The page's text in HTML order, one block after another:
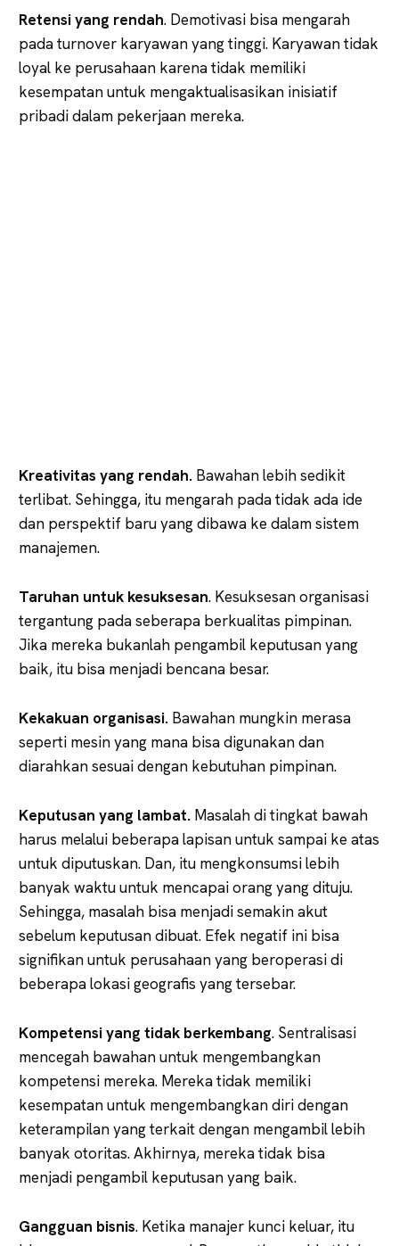
Retensi yang rendah. Demotivasi bisa mengarah
pada turnover karyawan yang tinggi. Karyawan tidak
loyal ke perusahaan karena tidak memiliki
kesempatan untuk mengaktualisasikan inisiatif
pribadi dalam pekerjaan mereka.
Kreativitas yang rendah. Bawahan lebih sedikit
terlibat. Sehingga, itu mengarah pada tidak ada ide
dan perspektif baru yang dibawa ke dalam sistem
manajemen.
Taruhan untuk kesuksesan. Kesuksesan organisasi
tergantung pada seberapa berkualitas pimpinan.
Jika mereka bukanlah pengambil keputusan yang
baik, itu bisa menjadi bencana besar.
Kekakuan organisasi. Bawahan mungkin merasa
seperti mesin yang mana bisa digunakan dan
diarahkan sesuai dengan kebutuhan pimpinan.
Keputusan yang lambat. Masalah di tingkat bawah
harus melalui beberapa lapisan untuk sampai ke atas
untuk diputuskan. Dan, itu mengkonsumsi lebih
banyak waktu untuk mencapai orang yang dituju.
Sehingga, masalah bisa menjadi semakin akut
sebelum keputusan dibuat. Efek negatif ini bisa
signifikan untuk perusahaan yang beroperasi di
beberapa lokasi geografis yang tersebar.
Kompetensi yang tidak berkembang. Sentralisasi
mencegah bawahan untuk mengembangkan
kompetensi mereka. Mereka tidak memiliki
kesempatan untuk mengembangkan diri dengan
keterampilan yang terkait dengan mengambil lebih
banyak otoritas. Akhirnya, mereka tidak bisa
menjadi pengambil keputusan yang baik.
Gangguan bisnis. Ketika manajer kunci keluar, itu